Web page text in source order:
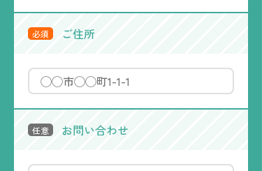
必須 ご住所
任意 お問い合わせ